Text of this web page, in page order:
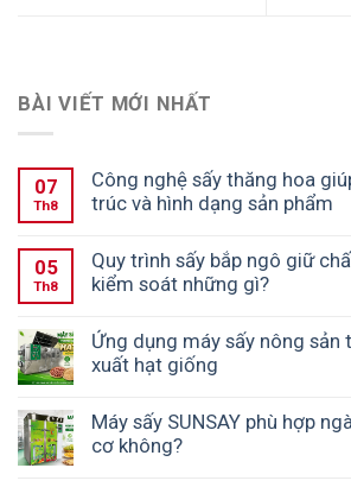
BÀI VIẾT MỚI NHẤT
07
Th8
Công nghệ sấy thăng hoa
trúc và hình dạng sản phẩm
05
Th8
Quy trình sấy bắp ngô giữ
kiểm soát những gì?
Ứng dụng máy sấy nông sản
xuất hạt giống
Máy sấy SUNSAY phù hợp
cơ không?